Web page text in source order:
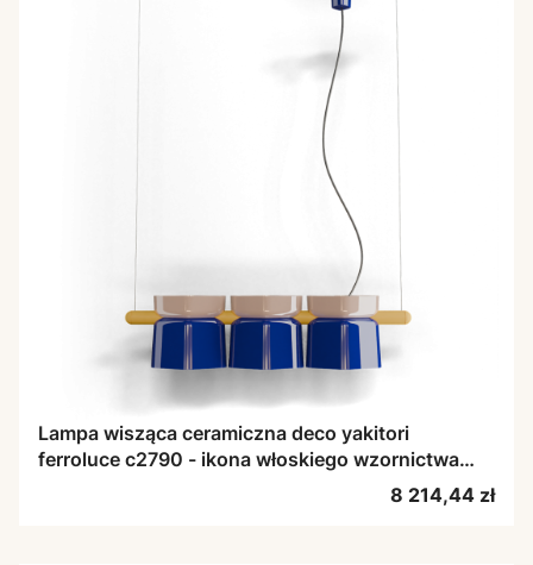
Lampa wisząca ceramiczna deco yakitori
ferroluce c2790 - ikona włoskiego wzornictwa
Cena
8 214,44 zł